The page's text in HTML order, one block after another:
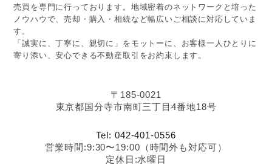
売買を専門に行っております。地域密着のネットワークと培った
ノウハウで、売却・購入・相続など幅広いご相談に対応していま
す。
「誠実に、丁寧に、親切に」をモットーに、お客様一人ひとりに
寄り添い、安心できる不動産取引をお約束します。
〒185-0021
東京都国分寺市南町三丁目4番地18号
Tel: 042-401-0556
営業時間:9:30〜19:00（時間外も対応可）
定休日:水曜日